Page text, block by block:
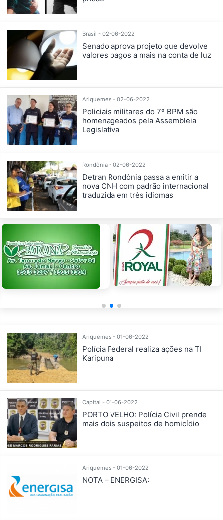
Brasil - 02-06-2022
Senado aprova projeto que devolve
valores pagos a mais na conta de luz
Ariquemes - 02-06-2022
Policiais militares do 7º BPM são
homenageados pela Assembleia
Legislativa
Rondônia - 02-06-2022
Detran Rondônia passa a emitir a
nova CNH com padrão internacional
traduzida em três idiomas
Ariquemes - 01-06-2022
Polícia Federal realiza ações na TI
Karipuna
Capital - 01-06-2022
PORTO VELHO: Polícia Civil prende
mais dois suspeitos de homicídio
Ariquemes - 01-06-2022
NOTA – ENERGISA: